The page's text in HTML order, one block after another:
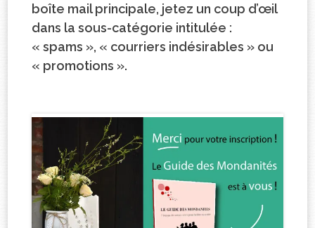
boîte mail principale, jetez un coup d’œil
dans la sous-catégorie intitulée :
« spams », « courriers indésirables » ou
« promotions ».